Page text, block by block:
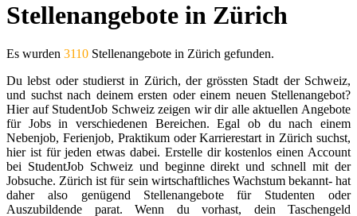
Stellenangebote in Zürich
Es wurden 3110 Stellenangebote in Zürich gefunden.
Du lebst oder studierst in Zürich, der grössten Stadt der Schweiz,
und suchst nach deinem ersten oder einem neuen Stellenangebot?
Hier auf StudentJob Schweiz zeigen wir dir alle aktuellen Angebote
für Jobs in verschiedenen Bereichen. Egal ob du nach einem
Nebenjob, Ferienjob, Praktikum oder Karrierestart in Zürich suchst,
hier ist für jeden etwas dabei. Erstelle dir kostenlos einen Account
bei StudentJob Schweiz und beginne direkt und schnell mit der
Jobsuche. Zürich ist für sein wirtschaftliches Wachstum bekannt- hat
daher also genügend Stellenangebote für Studenten oder
Auszubildende parat. Wenn du vorhast, dein Taschengeld